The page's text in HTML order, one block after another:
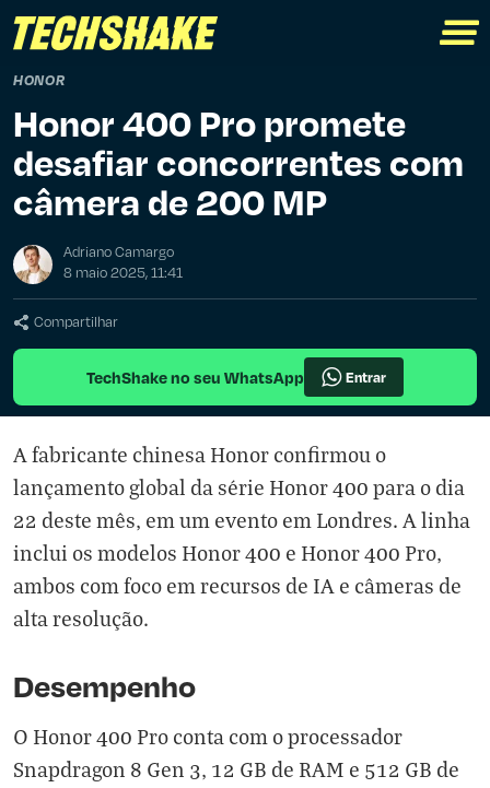
HONOR
Honor 400 Pro promete
desafiar concorrentes com
câmera de 200 MP
Adriano Camargo
8 maio 2025, 11:41
Compartilhar
TechShake no seu WhatsApp Entrar
A fabricante chinesa Honor confirmou o
lançamento global da série Honor 400 para o dia
22 deste mês, em um evento em Londres. A linha
inclui os modelos Honor 400 e Honor 400 Pro,
ambos com foco em recursos de IA e câmeras de
alta resolução.
Desempenho
O Honor 400 Pro conta com o processador
Snapdragon 8 Gen 3, 12 GB de RAM e 512 GB de